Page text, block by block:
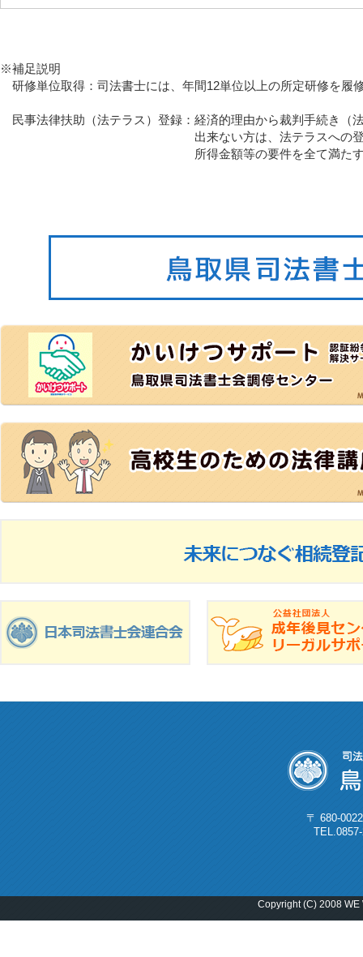
※補足説明
研修単位取得：司法書士には、年間12単位以上の所定
民事法律扶助（法テラス）登録：経済的理由から裁判手続き（
出来ない方は、法テラスへの登録会員へ
所得金額等の要件を全て満たす方は、低廉な
〒 680-
Copyright (C) 2008 WE